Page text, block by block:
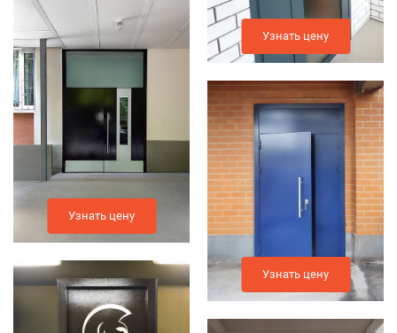
Узнать цену
Узнать цену
Узнать цену